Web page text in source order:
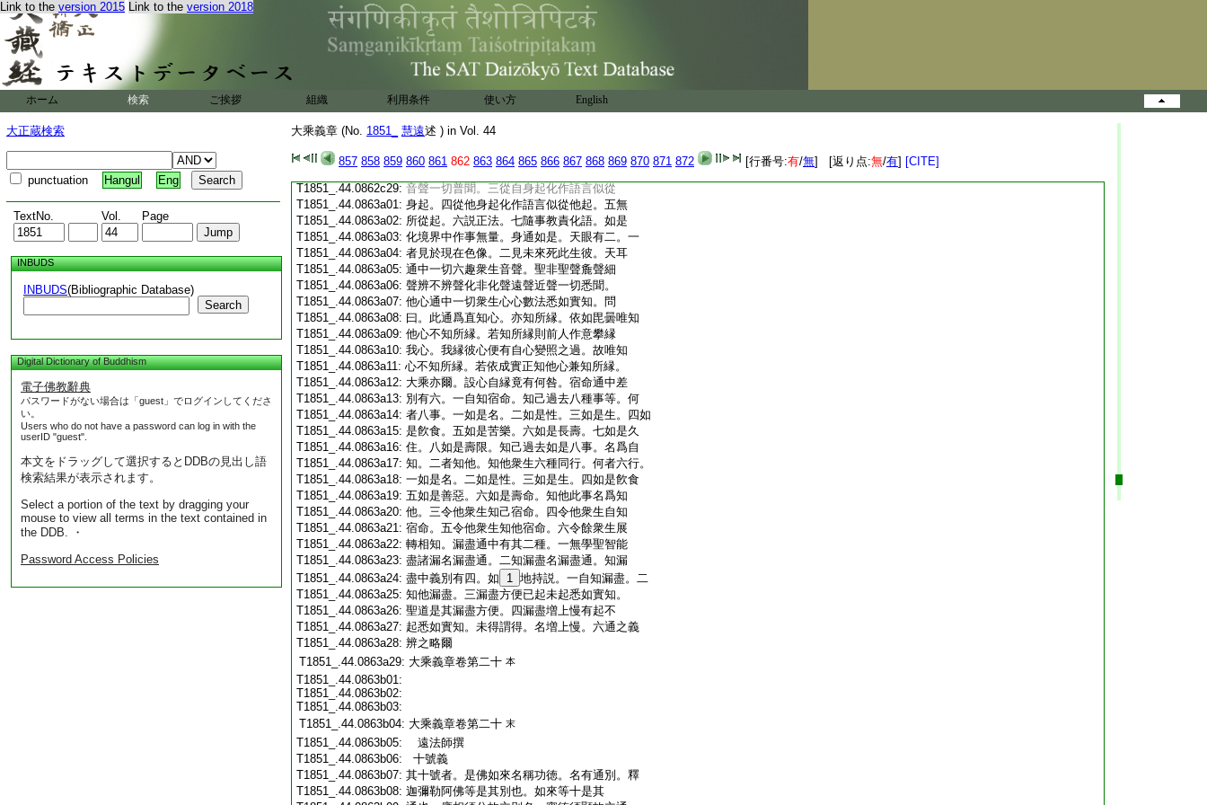
Link to the version 2015 Link to the version 2018
ホーム 検索 ご挨拶 組織 利用条件 使い方 English
大正蔵検索
punctuation Hangul Eng
TextNo. Vol. Page
INBUDS
INBUDS(Bibliographic Database)
Search
Digital Dictionary of Buddhism
電子佛教辭典
パスワードがない場合は「guest」でログインしてくださ
い。
Users who do not have a password can log in with the
userID "guest".
本文をドラッグして選択するとDDBの見出し語
検索結果が表示されます。
Select a portion of the text by dragging your
mouse to view all terms in the text contained in
the DDB. ・
Password Access Policies
大乘義章 (No. 1851_ 慧遠述 ) in Vol. 44
857 858 859 860 861 862 863 864 865 866 867 868 869 870 871 872 [行番号:有/無] [返り点:無/有] [CITE]
T1851_.44.0862c18:自在。能令衆生若來若去若住若臥一切隨
T1851_.44.0862c19: 心。十二障他神通。除上及等悉能障弊。十三
T1851_.44.0862c20:與辨無辨衆生能與辨才。十四與念失念衆
T1851_.44.0862c21:
生能與正念。十五與樂無樂衆生能與其樂。
十六放光身能出光普照一切。變義如是。化
T1851_.44.0862c23:亦無量。要攝有三。一者化身。化爲一切衆生
T1851_.44.0862c24:形類。二者化語。化爲種種音聲語言。三化境
T1851_.44.0862c25:界。化爲一切飮食等事。就化身中略有五種。
T1851_.44.0862c26:一化似自身。二不相似。三似他身。四不相似。
T1851_.44.0862c27: 五自身他身相似不相似一切化現化。語有
T1851_.44.0862c29: 音聲一切普聞。三從自身起化作語言似從
T1851_.44.0863a01: 身起。四從他身起化作語言似從他起。五無
T1851_.44.0863a02: 所從起。六説正法。七隨事教責化語。如是
T1851_.44.0863a03: 化境界中作事無量。身通如是。天眼有二。一
T1851_.44.0863a04: 者見於現在色像。二見未來死此生彼。天耳
T1851_.44.0863a05: 通中一切六趣衆生音聲。聖非聖聲麁聲細
T1851_.44.0863a06: 聲辨不辨聲化非化聲遠聲近聲一切悉聞。
T1851_.44.0863a07: 他心通中一切衆生心心數法悉如實知。問
T1851_.44.0863a08: 曰。此通爲直知心。亦知所縁。依如毘曇唯知
T1851_.44.0863a09: 他心不知所縁。若知所縁則前人作意攀縁
T1851_.44.0863a10: 我心。我縁彼心便有自心變照之過。故唯知
T1851_.44.0863a11: 心不知所縁。若依成實正知他心兼知所縁。
T1851_.44.0863a12: 大乘亦爾。設心自縁竟有何咎。宿命通中差
T1851_.44.0863a13: 別有六。一自知宿命。知己過去八種事等。何
T1851_.44.0863a14: 者八事。一如是名。二如是性。三如是生。四如
T1851_.44.0863a15: 是飮食。五如是苦樂。六如是長壽。七如是久
T1851_.44.0863a16: 住。八如是壽限。知己過去如是八事。名爲自
T1851_.44.0863a17: 知。二者知他。知他衆生六種同行。何者六行。
T1851_.44.0863a18: 一如是名。二如是性。三如是生。四如是飮食
T1851_.44.0863a19: 五如是善惡。六如是壽命。知他此事名爲知
T1851_.44.0863a20: 他。三令他衆生知己宿命。四令他衆生自知
T1851_.44.0863a21: 宿命。五令他衆生知他宿命。六令餘衆生展
T1851_.44.0863a22: 轉相知。漏盡通中有其二種。一無學聖智能
T1851_.44.0863a23: 盡諸漏名漏盡通。二知漏盡名漏盡通。知漏
T1851_.44.0863a24: 盡中義別有四。如 1 地持説。一自知漏盡。二
T1851_.44.0863a25: 知他漏盡。三漏盡方便已起未起悉如實知。
T1851_.44.0863a26: 聖道是其漏盡方便。四漏盡増上慢有起不
T1851_.44.0863a27: 起悉如實知。未得謂得。名増上慢。六通之義
T1851_.44.0863a28: 辨之略爾
T1851_.44.0863a29: 大乘義章卷第二十 本
T1851_.44.0863b01:
T1851_.44.0863b02:
T1851_.44.0863b03:
T1851_.44.0863b04: 大乘義章卷第二十 末
T1851_.44.0863b05:
遠法師撰
T1851_.44.0863b06:
十號義
T1851_.44.0863b07: 其十號者。是佛如來名稱功徳。名有通別。釋
T1851_.44.0863b08: 迦彌勒阿佛等是其別也。如來等十是其